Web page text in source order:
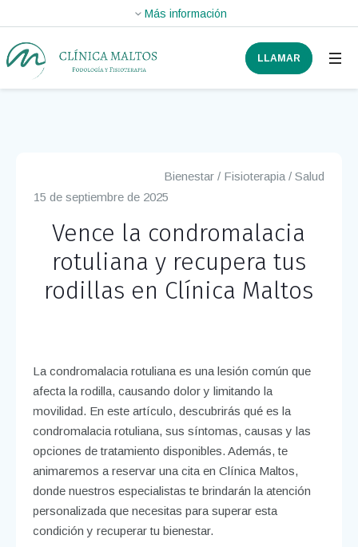
LLAMAR
Bienestar / Fisioterapia /Salud
15 de septiembre de 2025
Vence la condromalacia
rotuliana y recupera tus
rodillas en Clínica Maltos
La condromalacia rotuliana es una lesión común que
afecta la rodilla, causando dolor y limitando la
movilidad. En este artículo, descubrirás qué es la
condromalacia rotuliana, sus síntomas, causas y las
opciones de tratamiento disponibles. Además, te
animaremos a reservar una cita en Clínica Maltos,
donde nuestros especialistas te brindarán la atención
personalizada que necesitas para superar esta
condición y recuperar tu bienestar.